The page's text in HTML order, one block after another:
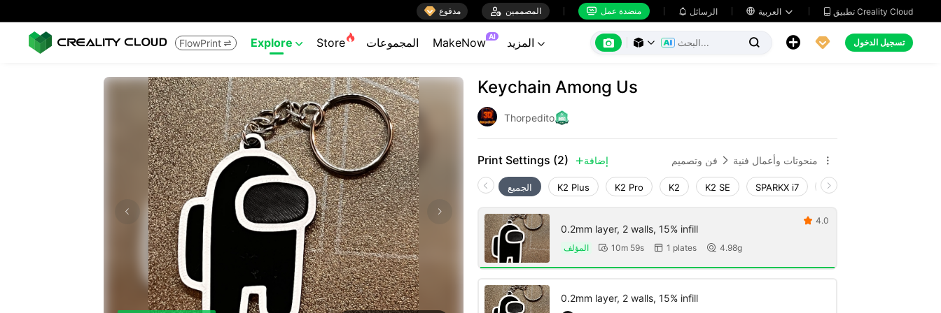
 مدفوع  المصممين  منضدة عمل  الرسائل    تطبيق Creality Cloud
FlowPrint  Explore  Store المجموعات MakeNow AI
       تسجيل الدخول
Keychain Among Us
Thorpedito
Print Settings (2)  إضافة فن وتصميم  منحوتات وأعمال فنية 
الجميع K2 Plus K2 Pro K2 K2 SE SPARKX i7 Creality Hi
0.2mm layer, 2 walls, 15% infill
المؤلف  10m 59s  1 plates  4.98g
 4.0
0.2mm layer, 2 walls, 15% infill